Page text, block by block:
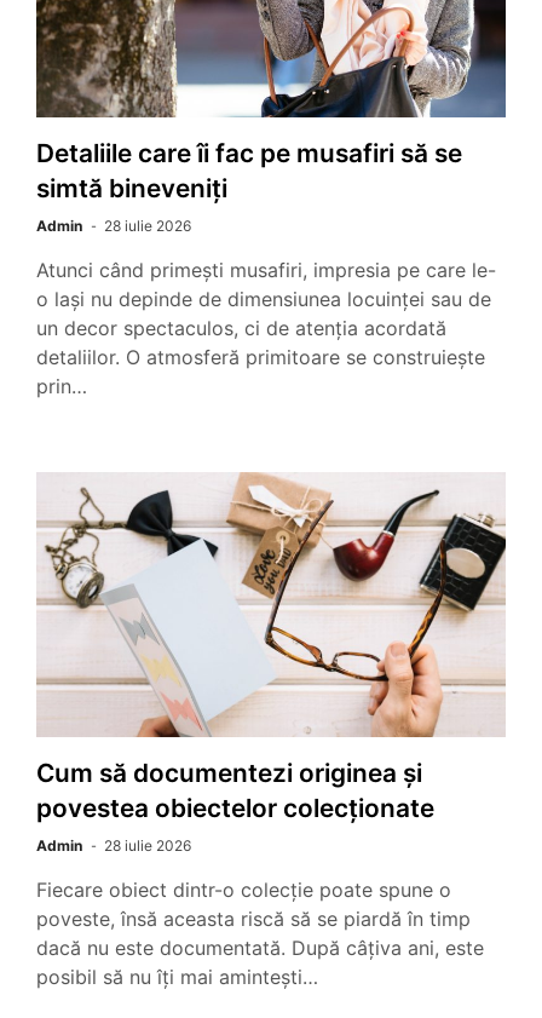
Detaliile care îi fac pe musafiri să se
simtă bineveniți
Admin 28 iulie 2026
Atunci când primești musafiri, impresia pe care le-
o lași nu depinde de dimensiunea locuinței sau de
un decor spectaculos, ci de atenția acordată
detaliilor. O atmosferă primitoare se construiește
prin…
Cum să documentezi originea și
povestea obiectelor colecționate
Admin 28 iulie 2026
Fiecare obiect dintr-o colecție poate spune o
poveste, însă aceasta riscă să se piardă în timp
dacă nu este documentată. După câțiva ani, este
posibil să nu îți mai amintești…